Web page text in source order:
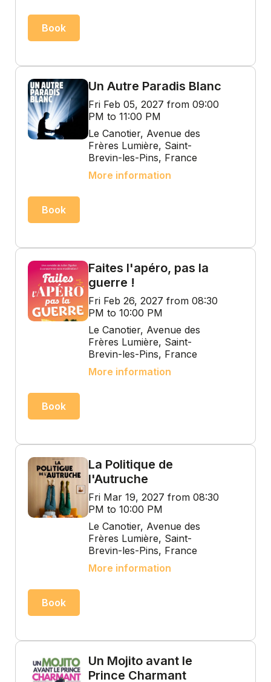
Book
Un Autre Paradis Blanc
Fri Feb 05, 2027 from 09:00
PM to 11:00 PM
Le Canotier, Avenue des
Frères Lumière, Saint-
Brevin-les-Pins, France
More information
Book
Faites l'apéro, pas la
guerre !
Fri Feb 26, 2027 from 08:30
PM to 10:00 PM
Le Canotier, Avenue des
Frères Lumière, Saint-
Brevin-les-Pins, France
More information
Book
La Politique de
l'Autruche
Fri Mar 19, 2027 from 08:30
PM to 10:00 PM
Le Canotier, Avenue des
Frères Lumière, Saint-
Brevin-les-Pins, France
More information
Book
Un Mojito avant le
Prince Charmant